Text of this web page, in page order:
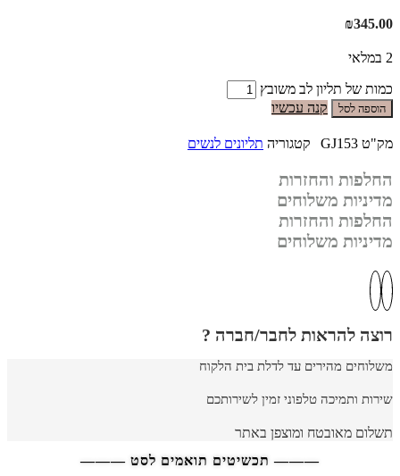
₪345.00
2 במלאי
כמות של תליון לב משובץ
הוספה לסל קנה עכשיו
מק"ט GJ153 קטגוריה תליונים לנשים
החלפות והחזרות
מדיניות משלוחים
החלפות והחזרות
מדיניות משלוחים
רוצה להראות לחבר/חברה ?
משלוחים מהירים עד לדלת בית הלקוח
שירות ותמיכה טלפוני זמין לשירותכם
תשלום מאובטח ומוצפן באתר
——— תכשיטים תואמים לסט ———